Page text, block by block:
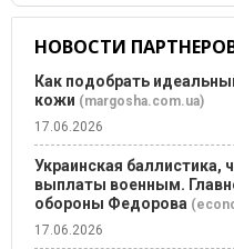
НОВОСТИ
Как подобрать
кожи (margosha.com.ua)
17.06.2026
Украинская баллистика,
выплаты военным.
обороны Федорова
17.06.2026